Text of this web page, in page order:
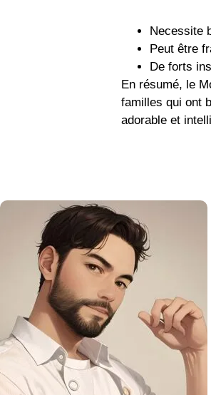
Necessite
Peut être
De forts
En résumé, le
familles qui ont
adorable et